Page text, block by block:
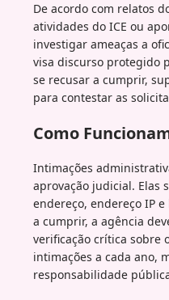
De acordo com relatos
atividades do ICE ou
investigar ameaças a
visa discurso protegido
se recusar a cumprir,
para contestar as
Como
Intimações
aprovação judicial. Elas
endereço, endereço IP
a cumprir, a agência
verificação crítica sobre
intimações a cada ano,
responsabilidade